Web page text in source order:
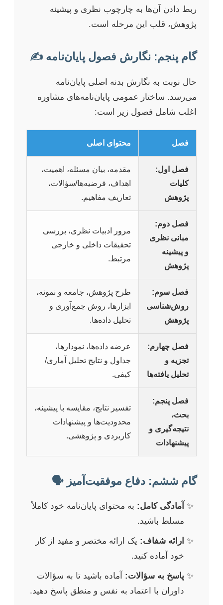
ربط دادن آن‌ها به چارچوب نظری و پیشینه
پژوهش، قلب این مرحله است.
گام پنجم: نگارش فصول پایان‌نامه ✍️
حال نوبت به نگارش بدنه اصلی پایان‌نامه
می‌رسد. ساختار عمومی پایان‌نامه‌های مشاوره
اغلب شامل فصول زیر است:
فصل محتوای اصلی
فصل اول:
کلیات
پژوهش
مقدمه، بیان مسئله، اهمیت،
اهداف، فرضیه‌ها/سؤالات،
تعاریف مفاهیم.
فصل دوم:
مبانی نظری
و پیشینه
پژوهش
مرور ادبیات نظری، بررسی
تحقیقات داخلی و خارجی
مرتبط.
فصل سوم:
روش‌شناسی
پژوهش
طرح پژوهش، جامعه و نمونه،
ابزارها، روش جمع‌آوری و
تحلیل داده‌ها.
فصل چهارم:
تجزیه و
تحلیل یافته‌ها
عرضه داده‌ها، نمودارها،
جداول و نتایج تحلیل آماری/
کیفی.
فصل پنجم:
بحث،
نتیجه‌گیری و
پیشنهادات
تفسیر نتایج، مقایسه با پیشینه،
محدودیت‌ها و پیشنهادات
کاربردی و پژوهشی.
گام ششم: دفاع موفقیت‌آمیز 🗣️
آمادگی کامل: به محتوای پایان‌نامه خود کاملاً
مسلط باشید.
ارائه شفاف: یک ارائه مختصر و مفید از کار
خود آماده کنید.
پاسخ به سؤالات: آماده باشید تا به سؤالات
داوران با اعتماد به نفس و منطق پاسخ دهید.